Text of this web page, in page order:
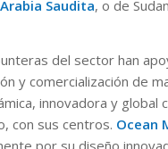
Saudita, o de
del sector han
y comercialización de
innovadora y global
con sus centros. Ocean
por su diseño